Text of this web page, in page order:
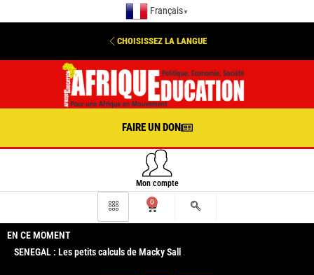
Français ▼
CHOISISSEZ LA LANGUE
FAIRE UN DON
Mon compte
0
EN CE MOMENT
SENEGAL : Les petits calculs de Macky Sall